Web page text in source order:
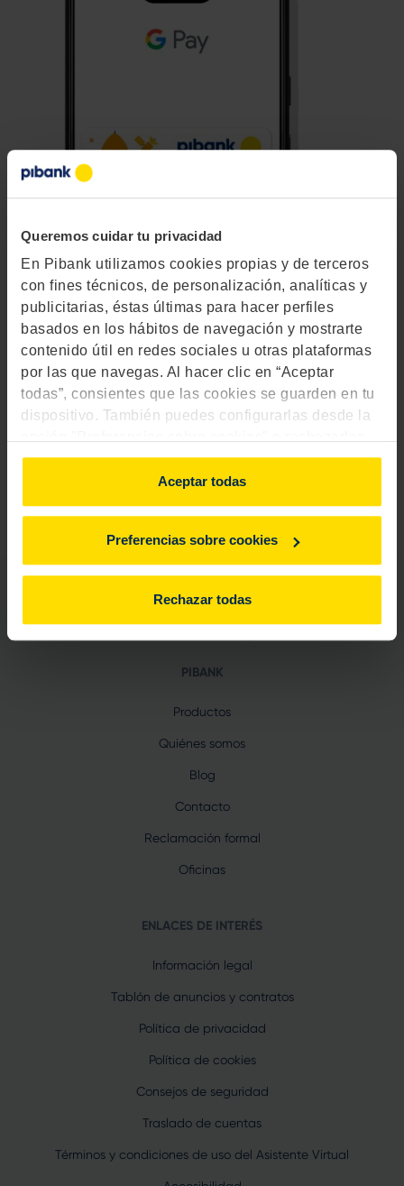
Queremos cuidar tu privacidad
En Pibank utilizamos cookies propias y de terceros
con fines técnicos, de personalización, analíticas y
publicitarias, éstas últimas para hacer perfiles
basados en los hábitos de navegación y mostrarte
contenido útil en redes sociales u otras plataformas
por las que navegas. Al hacer clic en “Aceptar
todas”, consientes que las cookies se guarden en tu
dispositivo. También puedes configurarlas desde la
Para más información, consultaaquí.
Aceptar todas
Preferencias sobre cookies
Rechazar todas
Pagar con tu móvil te
conviene.
Google Pay
Saber más
PIBANK
Productos
Quiénes somos
Blog
Contacto
Reclamación formal
Oficinas
ENLACES DE INTERÉS
Información legal
Tablón de anuncios y contratos
Política de privacidad
Política de cookies
Consejos de seguridad
Traslado de cuentas
Términos y condiciones de uso del Asistente Virtual